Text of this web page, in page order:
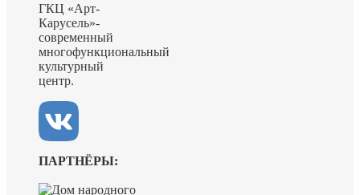
ГКЦ «Арт-
Карусель»-
современный
многофункциональный
культурный
центр.
ПАРТНЁРЫ: